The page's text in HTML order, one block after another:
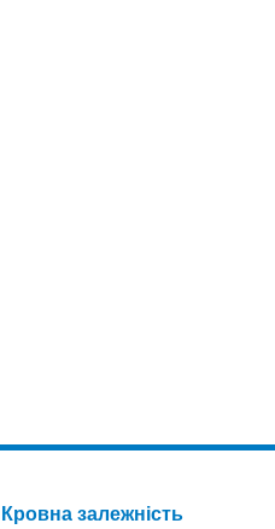
Кровна залежність